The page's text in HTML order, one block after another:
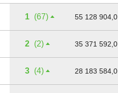
1 (67) 55 128 904,0
2 (2) 35 371 592,0
3 (4) 28 183 584,0